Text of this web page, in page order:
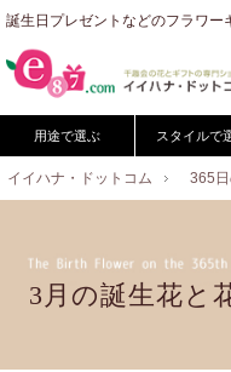
誕生日プレゼントなどのフラワー
用途で選ぶ スタイルで
イイハナ・ドットコム 365
3月の誕生花と